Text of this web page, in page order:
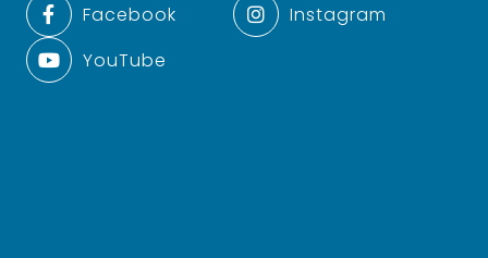
Facebook
Instagram
YouTube